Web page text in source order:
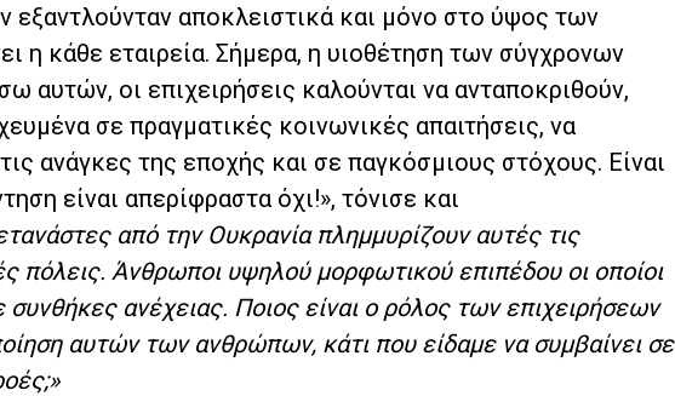
αποκλειστικά και μόνο στο ύψος των
η κάθε εταιρεία. Σήμερα, η υιοθέτηση των σύγχρονων
αυτών, οι επιχειρήσεις καλούνται να ανταποκριθούν,
σε πραγματικές κοινωνικές απαιτήσεις, να
ανάγκες της εποχής και σε παγκόσμιους στόχους. Είναι
είναι απερίφραστα όχι!», τόνισε και
από την Ουκρανία πλημμυρίζουν αυτές τις
πόλεις. Άνθρωποι υψηλού μορφωτικού επιπέδου οι οποίοι
συνθήκες ανέχειας. Ποιος είναι ο ρόλος των επιχειρήσεων
αυτών των ανθρώπων, κάτι που είδαμε να συμβαίνει σε